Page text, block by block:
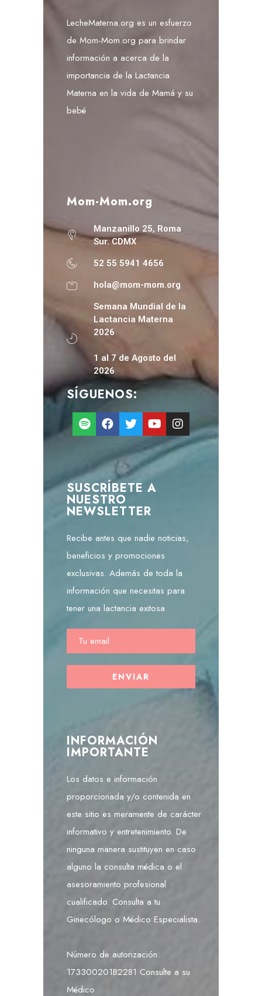
LecheMaterna.org es un esfuerzo
de Mom-Mom.org para brindar
información a acerca de la
importancia de la Lactancia
Materna en la vida de Mamá y su
bebé
Mom-Mom.org
Manzanillo 25, Roma
Sur. CDMX
52 55 5941 4656
hola@mom-mom.org
Semana Mundial de la
Lactancia Materna
2026
1 al 7 de Agosto del
2026
SÍGUENOS:
SUSCRÍBETE A
NUESTRO
NEWSLETTER
Recibe antes que nadie noticias,
beneficios y promociones
exclusivas. Además de toda la
información que necesitas para
tener una lactancia exitosa
INFORMACIÓN
IMPORTANTE
Los datos e información
proporcionada y/o contenida en
este sitio es meramente de carácter
informativo y entretenimiento. De
ninguna manera sustituyen en caso
alguno la consulta médica o el
asesoramiento profesional
cualificado. Consulta a tu
Ginecólogo o Médico Especialista.
Número de autorización:
173300201B2281 Consulte a su
Médico